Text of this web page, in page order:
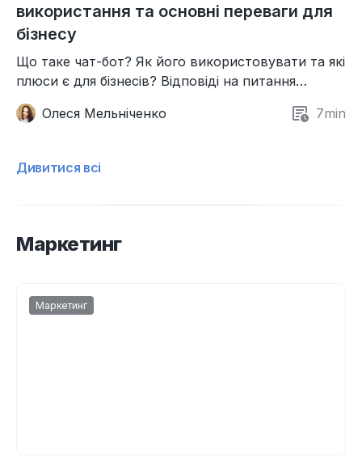
використання та основні переваги для
бізнесу
Що таке чат-бот? Як його використовувати та які
плюси є для бізнесів? Відповіді на питання
знайдете у нашому свіжому матеріалі.
Олеся Мельніченко
7min
Дивитися всі
Маркетинг
Маркетинг